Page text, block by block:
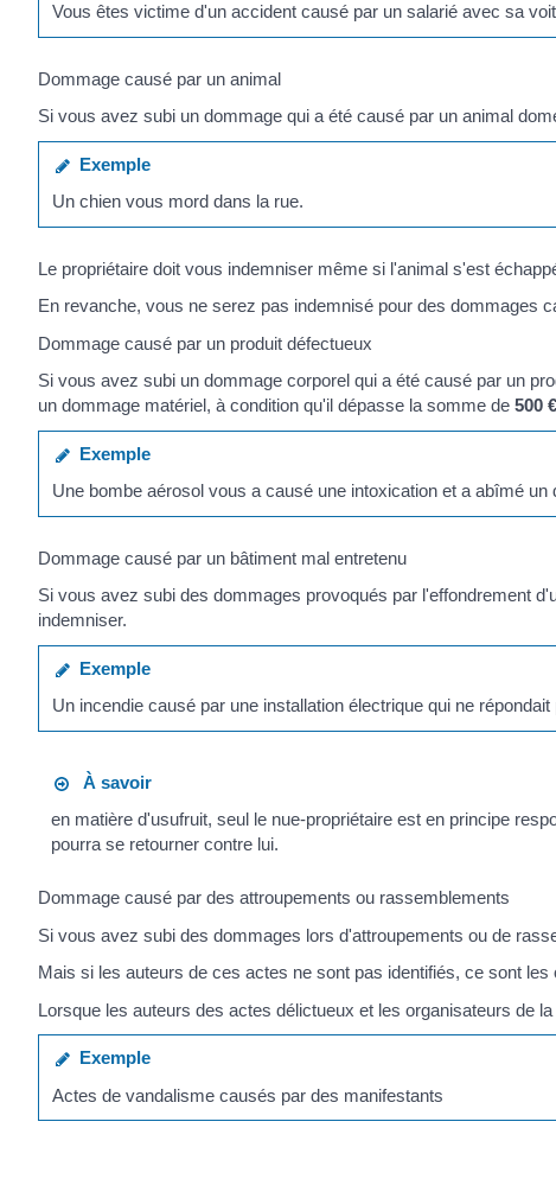
Vous êtes victime d'un accident causé par un salarié avec sa
Dommage causé par un animal
Si vous avez subi un dommage qui a été causé par un animal
Exemple
Un chien vous mord dans la rue.
Le propriétaire doit vous indemniser même si l'animal s'est
En revanche, vous ne serez pas indemnisé pour des dommages
Dommage causé par un produit défectueux
Si vous avez subi un dommage corporel qui a été causé par un
un dommage matériel, à condition qu'il dépasse la somme de 500 €
Exemple
Une bombe aérosol vous a causé une intoxication et a abîmé un
Dommage causé par un bâtiment mal entretenu
Si vous avez subi des dommages provoqués par l'effondrement
indemniser.
Exemple
Un incendie causé par une installation électrique qui ne
À savoir
en matière d'usufruit, seul le nue-propriétaire est en principe
pourra se retourner contre lui.
Dommage causé par des attroupements ou rassemblements
Si vous avez subi des dommages lors d'attroupements ou de
Mais si les auteurs de ces actes ne sont pas identifiés, ce sont
Lorsque les auteurs des actes délictueux et les organisateurs de
Exemple
Actes de vandalisme causés par des manifestants